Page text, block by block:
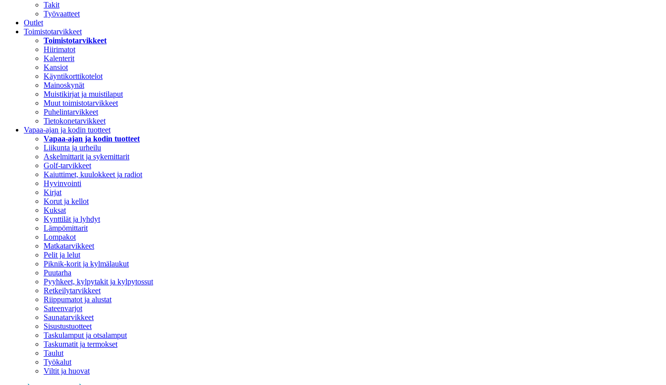
Takit
Työvaatteet
Outlet
Toimistotarvikkeet
Toimistotarvikkeet
Hiirimatot
Kalenterit
Kansiot
Käyntikorttikotelot
Mainoskynät
Muistikirjat ja muistilaput
Muut toimistotarvikkeet
Puhelintarvikkeet
Tietokonetarvikkeet
Vapaa-ajan ja kodin tuotteet
Vapaa-ajan ja kodin tuotteet
Liikunta ja urheilu
Askelmittarit ja sykemittarit
Golf-tarvikkeet
Kaiuttimet, kuulokkeet ja radiot
Hyvinvointi
Kirjat
Korut ja kellot
Kuksat
Kynttilät ja lyhdyt
Lämpömittarit
Lompakot
Matkatarvikkeet
Pelit ja lelut
Piknik-korit ja kylmälaukut
Puutarha
Pyyhkeet, kylpytakit ja kylpytossut
Retkeilytarvikkeet
Riippumatot ja alustat
Sateenvarjot
Saunatarvikkeet
Sisustustuotteet
Taskulamput ja otsalamput
Taskumatit ja termokset
Taulut
Työkalut
Viltit ja huovat